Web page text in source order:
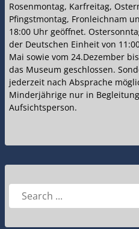
Rosenmontag, Karfreitag,
Pfingstmontag, Fronleichnam
18:00 Uhr geöffnet.
der Deutschen Einheit von
Mai sowie vom 24.Dezember
das Museum geschlossen.
jederzeit nach Absprache
Minderjährige nur in
Aufsichtsperson.
Search